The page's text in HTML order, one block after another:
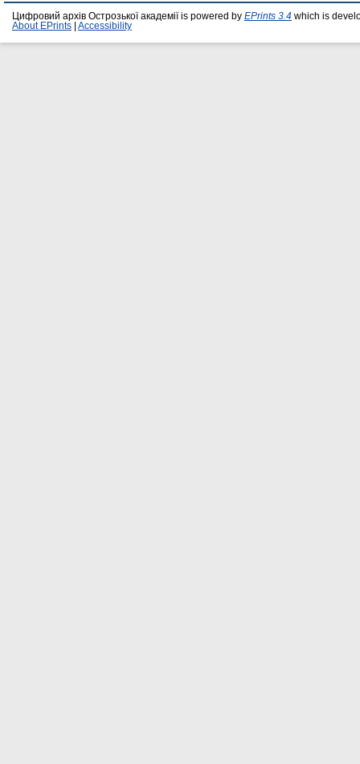
Цифровий архів Острозької академії is powered by EPrints 3.4 which is
About EPrints
Accessibility